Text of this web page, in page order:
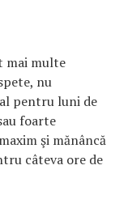
mai multe
nu
pentru luni de
foarte
şi mănâncă
câteva ore de